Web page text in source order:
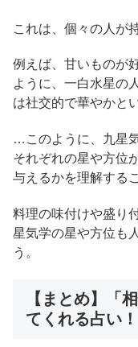
これは、個々の人が
例えば、甘いものが
ように、一白水星の
は社交的で華やかと
…このように、九星
それぞれの星や方位
与えるかを理解する
料理の味付けや盛り
星気学の星や方位も
う。
【まとめ】「
てくれる占い！